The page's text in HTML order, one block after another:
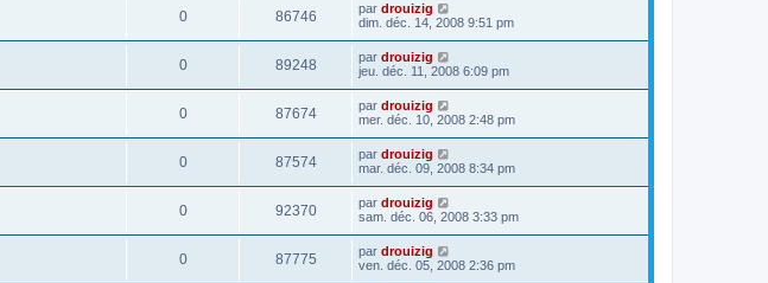
0 86746 par drouizig
dim. déc. 14, 2008 9:51 pm
0 89248 par drouizig
jeu. déc. 11, 2008 6:09 pm
0 87674 par drouizig
mer. déc. 10, 2008 2:48 pm
0 87574 par drouizig
mar. déc. 09, 2008 8:34 pm
0 92370 par drouizig
sam. déc. 06, 2008 3:33 pm
0 87775 par drouizig
ven. déc. 05, 2008 2:36 pm